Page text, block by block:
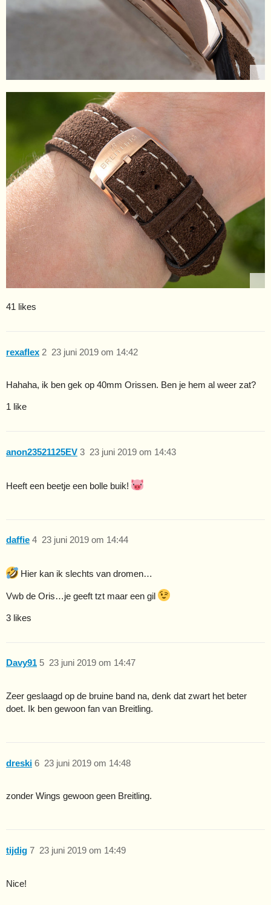
41 likes
rexaflex 23 juni 2019 om 14:42
2
Hahaha, ik ben gek op 40mm Orissen. Ben je hem al weer zat?
1 like
anon23521125EV 23 juni 2019 om 14:43
3
Heeft een beetje een bolle buik!
daffie 23 juni 2019 om 14:44
4
Hier kan ik slechts van dromen…
Vwb de Oris…je geeft tzt maar een gil
3 likes
Davy91 23 juni 2019 om 14:47
5
Zeer geslaagd op de bruine band na, denk dat zwart het beter
doet. Ik ben gewoon fan van Breitling.
dreski 23 juni 2019 om 14:48
6
zonder Wings gewoon geen Breitling.
tijdig 23 juni 2019 om 14:49
7
Nice!